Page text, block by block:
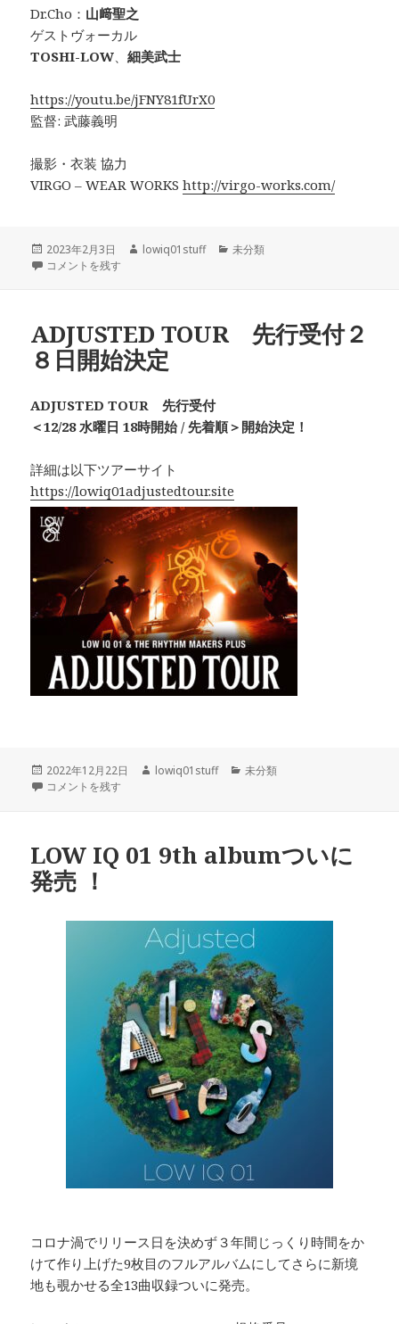
Dr.Cho： 山﨑聖之
ゲストヴォーカル
TOSHI-LOW、細美武士
https://youtu.be/jFNY81fUrX0
監督: 武藤義明
撮影・衣装 協力
VIRGO – WEAR WORKShttp://virgo-works.com/
投
稿
2023年2月3日
作
lowiq01stuff
カ
未分類
Starting Over feat the LOW-ATUS MV公開 に
コメントを残す
ADJUSTED TOUR 先行受付２
８日開始決定
ADJUSTED TOUR 先行受付
＜12/28 水曜日 18時開始 / 先着順＞開始決定！
詳細は以下ツアーサイト
https://lowiq01adjustedtour.site
投
稿
2022年12月22日
作
lowiq01stuff
カ
未分類
ADJUSTED TOUR 先行受付２８日開始決定 に
コメントを残す
LOW IQ 01 9th albumついに
発売 ！
コロナ渦でリリース日を決めず３年間じっくり時間をか
けて作り上げた9枚目のフルアルバムにしてさらに新境
地も覗かせる全13曲収録ついに発売。